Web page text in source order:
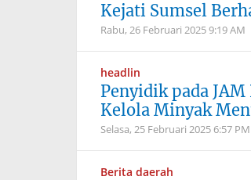
Kejati Sumsel
Rabu, 26 Februari 20259:19 AM
headlin
Penyidik pada
Kelola Minyak
Selasa, 25 Februari 2025 6:57 PM
Berita daerah